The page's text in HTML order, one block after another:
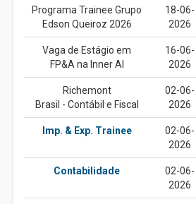
Programa Trainee Grupo
Edson Queiroz 2026
18-06-
2026
Vaga de Estágio em
FP&A na Inner AI
16-06-
2026
Richemont
Brasil - Contábil e Fiscal
02-06-
2026
Imp. & Exp. Trainee
02-06-
2026
Contabilidade
02-06-
2026